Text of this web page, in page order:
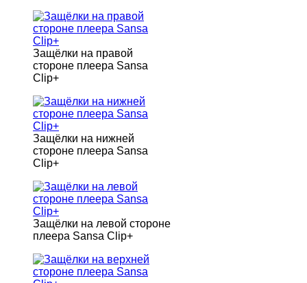
Защёлки на правой
стороне плеера Sansa
Clip+
Защёлки на нижней
стороне плеера Sansa
Clip+
Защёлки на левой стороне
плеера Sansa Clip+